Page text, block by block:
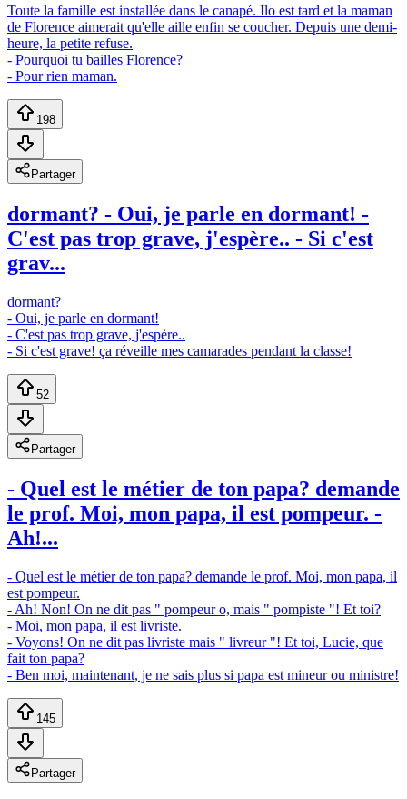
Toute la famille est installée dans le canapé. Ilo est tard et la maman
de Florence aimerait qu'elle aille enfin se coucher. Depuis une demi-
heure, la petite refuse.
- Pourquoi tu bailles Florence?
- Pour rien maman.
198
Partager
dormant? - Oui, je parle en dormant! -
C'est pas trop grave, j'espère.. - Si c'est
grav...
dormant?
- Oui, je parle en dormant!
- C'est pas trop grave, j'espère..
- Si c'est grave! ça réveille mes camarades pendant la classe!
52
Partager
- Quel est le métier de ton papa? demande
le prof. Moi, mon papa, il est pompeur. -
Ah!...
- Quel est le métier de ton papa? demande le prof. Moi, mon papa, il
est pompeur.
- Ah! Non! On ne dit pas " pompeur o, mais " pompiste "! Et toi?
- Moi, mon papa, il est livriste.
- Voyons! On ne dit pas livriste mais " livreur "! Et toi, Lucie, que
fait ton papa?
- Ben moi, maintenant, je ne sais plus si papa est mineur ou ministre!
145
Partager